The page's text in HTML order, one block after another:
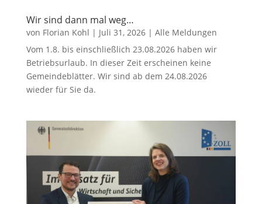
Wir sind dann mal weg…
von Florian Kohl | Juli 31, 2026| Alle Meldungen
Vom 1.8. bis einschließlich 23.08.2026 haben wir
Betriebsurlaub. In dieser Zeit erscheinen keine
Gemeindeblätter. Wir sind ab dem 24.08.2026
wieder für Sie da.